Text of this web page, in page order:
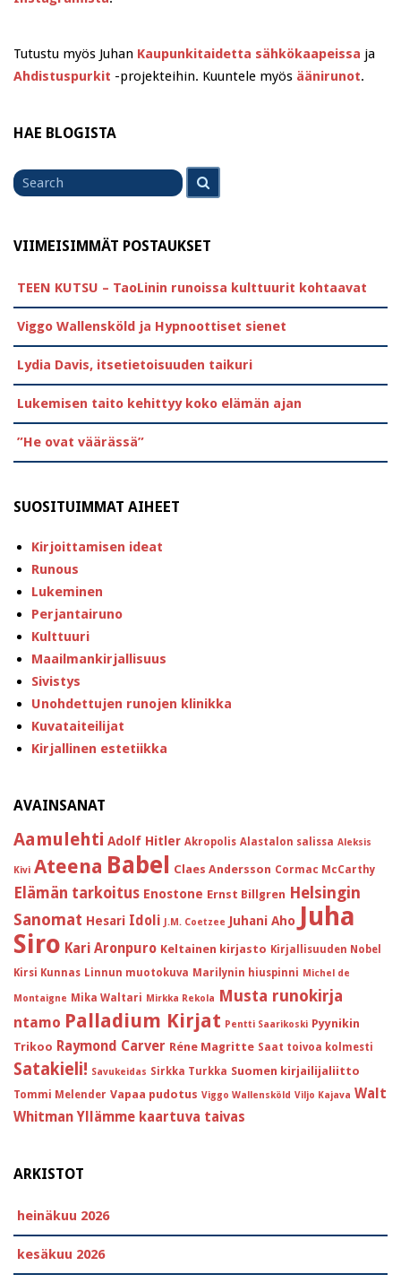
Tutustu myös Juhan Kaupunkitaidetta sähkökaapeissa ja
Ahdistuspurkit -projekteihin. Kuuntele myös äänirunot.
HAE BLOGISTA
Search
for
VIIMEISIMMÄT POSTAUKSET
TEEN KUTSU – TaoLinin runoissa kulttuurit kohtaavat
Viggo Wallensköld ja Hypnoottiset sienet
Lydia Davis, itsetietoisuuden taikuri
Lukemisen taito kehittyy koko elämän ajan
”He ovat väärässä”
SUOSITUIMMAT AIHEET
Kirjoittamisen ideat
Runous
Lukeminen
Perjantairuno
Kulttuuri
Maailmankirjallisuus
Sivistys
Unohdettujen runojen klinikka
Kuvataiteilijat
Kirjallinen estetiikka
AVAINSANAT
Aamulehti Adolf Hitler Akropolis Alastalon salissa Aleksis
Kivi Ateena Babel Claes Andersson Cormac McCarthy
Elämän tarkoitus Enostone Ernst Billgren Helsingin
Sanomat Hesari Idoli J.M. Coetzee Juhani Aho Juha
Siro Kari Aronpuro Keltainen kirjasto Kirjallisuuden Nobel
Kirsi Kunnas Linnun muotokuva Marilynin hiuspinni Michel de
Montaigne Mika Waltari Mirkka Rekola Musta runokirja
ntamo Palladium Kirjat Pentti Saarikoski Pyynikin
Trikoo Raymond Carver Réne Magritte Saat toivoa kolmesti
Satakieli! Savukeidas Sirkka Turkka Suomen kirjailijaliitto
Tommi Melender Vapaa pudotus Viggo Wallensköld Viljo Kajava Walt
Whitman Yllämme kaartuva taivas
ARKISTOT
heinäkuu 2026
kesäkuu 2026